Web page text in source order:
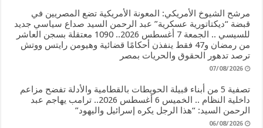
مرشح الشيوخ الأمريكي: المعونة الأمريكية تضع المصريين في
قبضة “ديكتاتورية عسكرية” عبد الرحمن السيد صداع سياسي جديد
للسيسي .. الجمعة 7 أغسطس 2026.. 1090 معتقلة بسجن العاشر
من رمضان و47 فقط ينفذن أحكامًا قضائية وهيومن رايتس ووتش
ترصد تدهور الحقوق والحريات بمصر
07/08/2026
تصفية 5 من أبناء قبيلة الحويطات بالقطامية والأدلة تفضح مزاعم
داخلية النظام .. الخميس 6 أغسطس 2026.. ترامب يهاجم عبد
الرحمن السيد: “هذا الرجل يكره إسرائيل واليهود”
06/08/2026